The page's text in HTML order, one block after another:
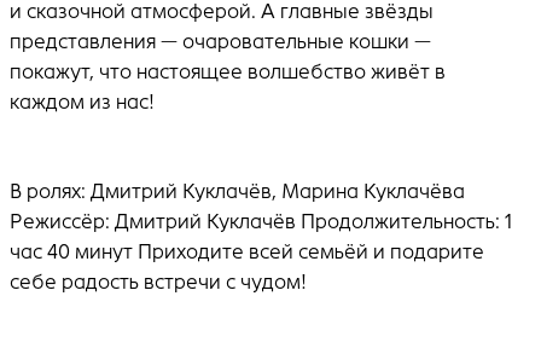
и сказочной атмосферой. А главные звёзды
представления — очаровательные кошки —
покажут, что настоящее волшебство живёт в
каждом из нас!
В ролях: Дмитрий Куклачёв, Марина Куклачёва
Режиссёр: Дмитрий Куклачёв Продолжительность: 1
час 40 минут Приходите всей семьёй и подарите
себе радость встречи с чудом!